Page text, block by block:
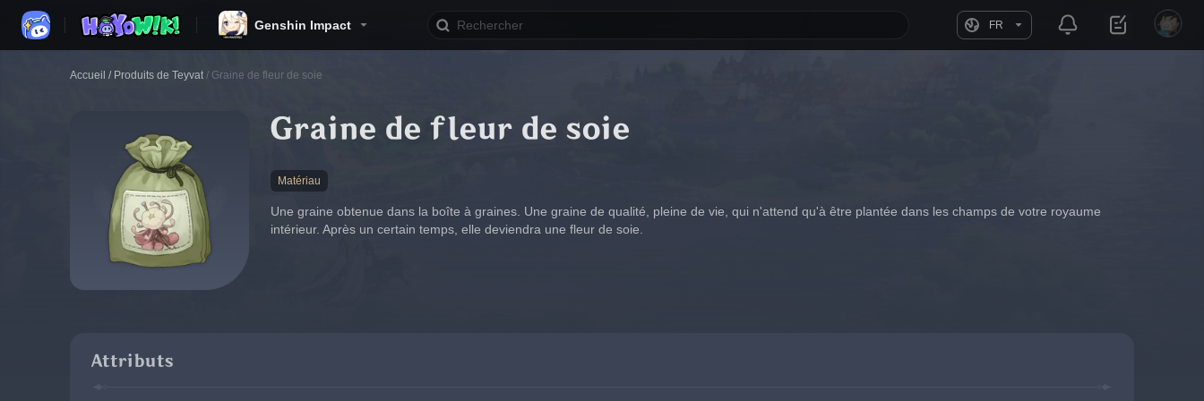
Genshin Impact FR
Accueil / Produits de Teyvat / Graine de fleur de soie
Graine de fleur de soie
Matériau
Une graine obtenue dans la boîte à graines. Une graine de qualité, pleine de vie, qui n'attend qu'à être plantée dans les champs de votre royaume
intérieur. Après un certain temps, elle deviendra une fleur de soie.
Attributs